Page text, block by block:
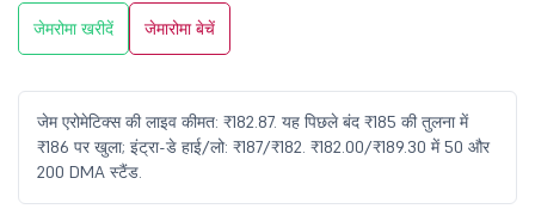
जेमरोमा खरीदें जेमारोमा बेचें
जेम एरोमेटिक्स की लाइव कीमत: ₹182.87. यह पिछले बंद ₹185 की तुलना में
₹186 पर खुला; इंट्रा-डे हाई/लो: ₹187/₹182. ₹182.00/₹189.30 में 50 और
200 DMA स्टैंड.